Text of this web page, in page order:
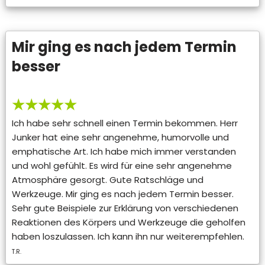
Mir ging es nach jedem Termin
besser
★★★★★
Ich habe sehr schnell einen Termin bekommen. Herr
Junker hat eine sehr angenehme, humorvolle und
emphatische Art. Ich habe mich immer verstanden
und wohl gefühlt. Es wird für eine sehr angenehme
Atmosphäre gesorgt. Gute Ratschläge und
Werkzeuge. Mir ging es nach jedem Termin besser.
Sehr gute Beispiele zur Erklärung von verschiedenen
Reaktionen des Körpers und Werkzeuge die geholfen
haben loszulassen. Ich kann ihn nur weiterempfehlen.
T.R.